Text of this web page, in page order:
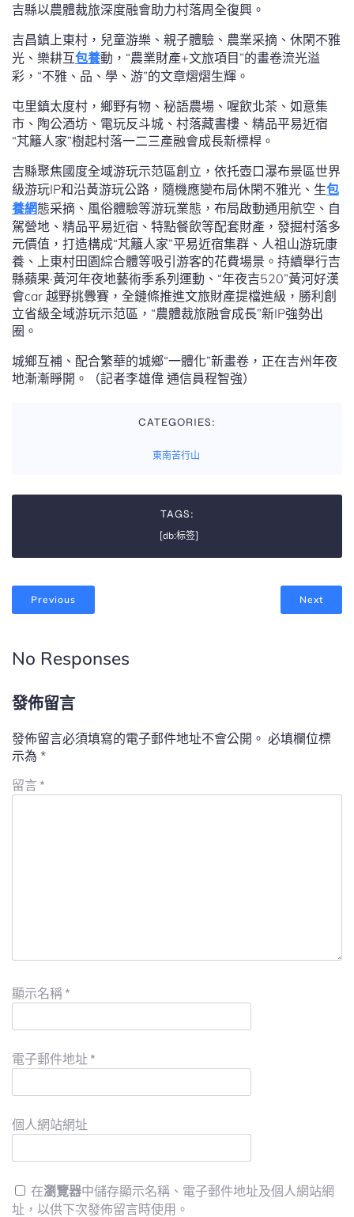
吉縣以農體裁旅深度融會助力村落周全復興。
吉昌鎮上東村，兒童游樂、親子體驗、農業采摘、休閑不雅
光、樂耕互包養動，“農業財產+文旅項目”的畫卷流光溢
彩，“不雅、品、學、游”的文章熠熠生輝。
屯里鎮太度村，鄉野有物、秘語農場、喔飲北茶、如意集
市、陶公酒坊、電玩反斗城、村落藏書樓、精品平易近宿
“芃籬人家”樹起村落一二三產融會成長新標桿。
吉縣聚焦國度全域游玩示范區創立，依托壺口瀑布景區世界
級游玩IP和沿黃游玩公路，隨機應變布局休閑不雅光、生包
養網態采摘、風俗體驗等游玩業態，布局啟動通用航空、自
駕營地、精品平易近宿、特點餐飲等配套財產，發掘村落多
元價值，打造構成“芃籬人家”平易近宿集群、人祖山游玩康
養、上東村田園綜合體等吸引游客的花費場景。持續舉行吉
縣蘋果·黃河年夜地藝術季系列運動、“年夜吉520”黃河好漢
會car 越野挑釁賽，全鏈條推進文旅財產提檔進級，勝利創
立省級全域游玩示范區，“農體裁旅融會成長”新IP強勢出
圈。
城鄉互補、配合繁華的城鄉“一體化”新畫卷，正在吉州年夜
地漸漸睜開。（記者李雄偉 通信員程智強）
CATEGORIES:
東南苦行山
TAGS:
[db:标签]
Previous Next
No Responses
發佈留言
發佈留言必須填寫的電子郵件地址不會公開。 必填欄位標
示為 *
留言 *
顯示名稱 *
電子郵件地址 *
個人網站網址
在瀏覽器中儲存顯示名稱、電子郵件地址及個人網站網
址，以供下次發佈留言時使用。